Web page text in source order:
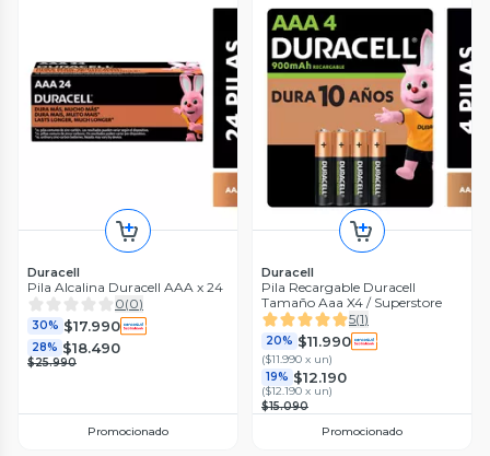
Duracell
Pila Alcalina Duracell AAA x 24
0(0)
30% $17.990
28% $18.490
$25.990
Promocionado
Duracell
Pila Recargable Duracell
Tamaño Aaa X4 / Superstore
5(1)
20% $11.990
($11.990 x un)
19% $12.190
($12.190 x un)
$15.090
Promocionado